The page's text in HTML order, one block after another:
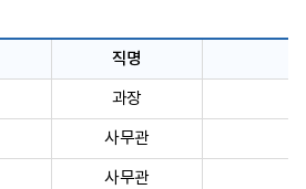
직명
과장
사무관
사무관